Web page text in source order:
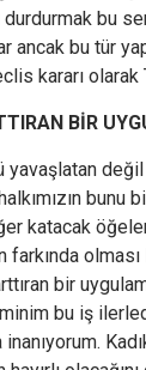
bu
ancak bu tür
kararı
BİR
katacak
bir
bu iş